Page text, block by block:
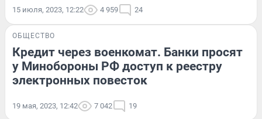
15 июля, 2023, 12:22 4 959 24
ОБЩЕСТВО
Кредит через военкомат. Банки просят
у Минобороны РФ доступ к реестру
электронных повесток
19 мая, 2023, 12:42 7 042 19